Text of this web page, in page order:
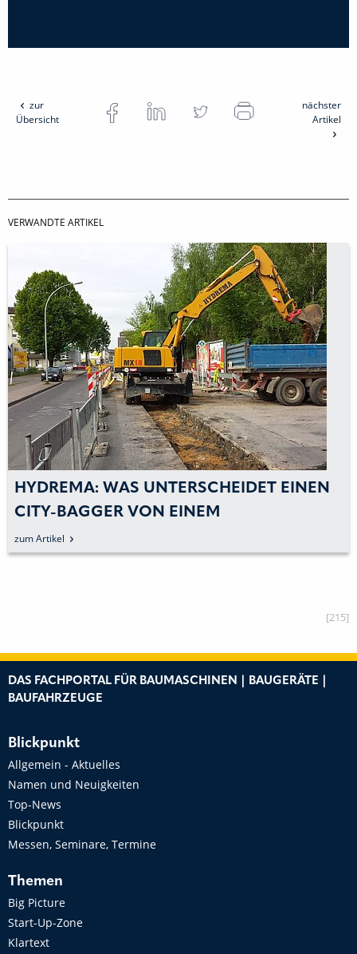
zur
Übersicht
nächster
Artikel
VERWANDTE ARTIKEL
HYDREMA: WAS UNTERSCHEIDET EINEN
CITY-BAGGER VON EINEM
HERKÖMMLICHEN BAGGER
zum Artikel
[215]
DAS FACHPORTAL FÜR BAUMASCHINEN | BAUGERÄTE |
BAUFAHRZEUGE
Blickpunkt
Allgemein - Aktuelles
Namen und Neuigkeiten
Top-News
Blickpunkt
Messen, Seminare, Termine
Themen
Big Picture
Start-Up-Zone
Klartext